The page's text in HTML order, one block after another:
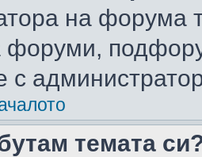
на форума
форуми,
с
темата